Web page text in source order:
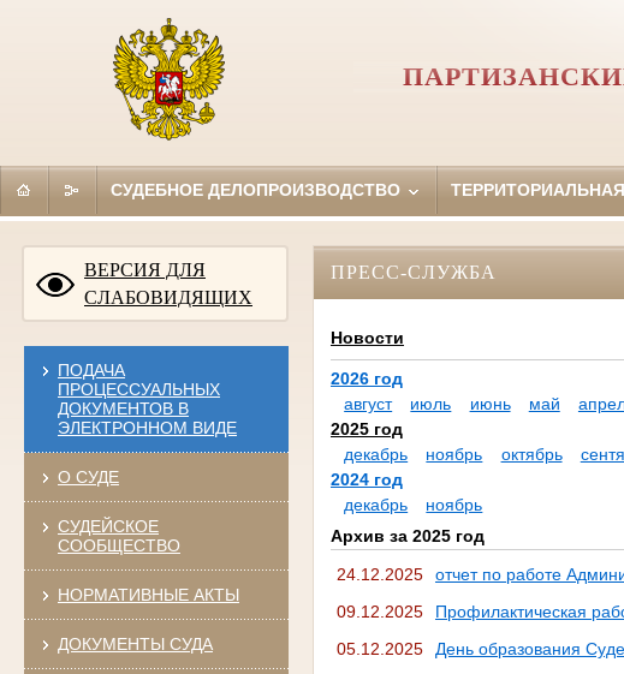
СУДЕБНОЕ ДЕЛОПРОИЗВОДСТВО
ВЕРСИЯ ДЛЯ
СЛАБОВИДЯЩИХ
ПОДАЧА
ПРОЦЕССУАЛЬНЫХ
ДОКУМЕНТОВ В
ЭЛЕКТРОННОМ ВИДЕ
О СУДЕ
СУДЕЙСКОЕ
СООБЩЕСТВО
НОРМАТИВНЫЕ АКТЫ
ДОКУМЕНТЫ СУДА
ПРЕСС-СЛУЖБА
Новости
2026 год
август
июль июнь май
2025 год
декабрь
ноябрь октябрь
2024 год
декабрь
ноябрь
Архив за 2025 год
24.12.2025
отчет по работе
09.12.2025
Профилактическая
05.12.2025
День образования